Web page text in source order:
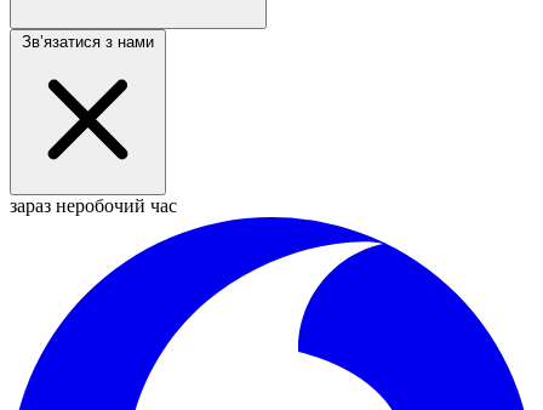
Звʼязатися з нами
зараз неробочий час